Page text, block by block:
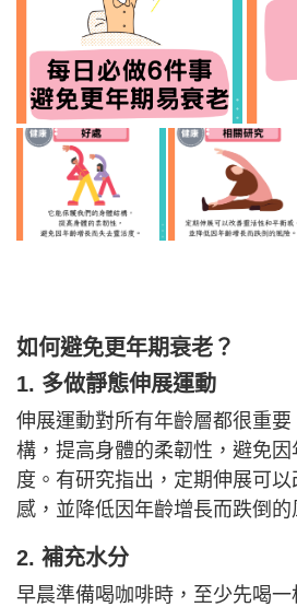
如何避免更年期衰老？
1. 多做靜態伸展運動
伸展運動對所有年齡層都很重
構，提高身體的柔韌性，避免
度。有研究指出，定期伸展可
感，並降低因年齡增長而跌倒的
2. 補充水分
早晨準備喝咖啡時，至少先喝